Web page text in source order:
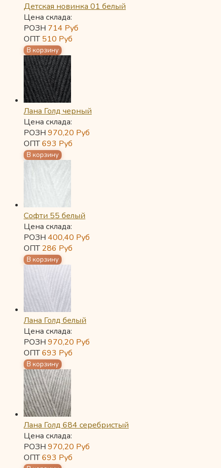
Детская новинка 01 белый
Цена склада:
РОЗН 714 Руб
ОПТ510 Руб
Лана Голд черный
Цена склада:
РОЗН 970,20 Руб
ОПТ693 Руб
Софти 55 белый
Цена склада:
РОЗН 400,40 Руб
ОПТ286 Руб
Лана Голд белый
Цена склада:
РОЗН 970,20 Руб
ОПТ693 Руб
Лана Голд 684 серебристый
Цена склада:
РОЗН 970,20 Руб
ОПТ693 Руб